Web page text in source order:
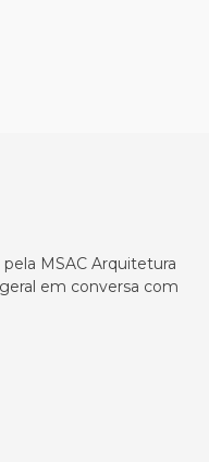
MSAC Arquitetura
em conversa com